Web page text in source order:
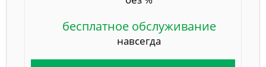
бесплатное обслуживание
навсегда